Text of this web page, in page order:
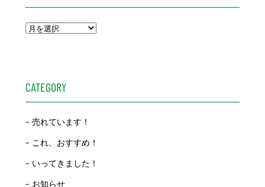
CATEGORY
売れています！
これ、おすすめ！
いってきました！
お知らせ